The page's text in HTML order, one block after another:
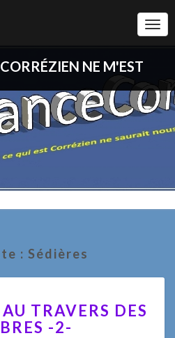
NE M'EST
: Sédières
CORRÈZE
AU
TRAVERS DES
-2-